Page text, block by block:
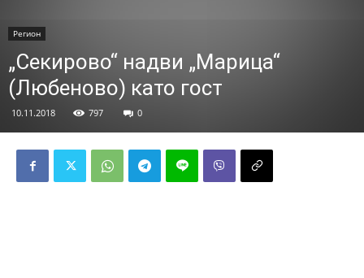
Регион
„Секирово“ надви „Марица“
(Любеново) като гост
10.11.2018 797 0